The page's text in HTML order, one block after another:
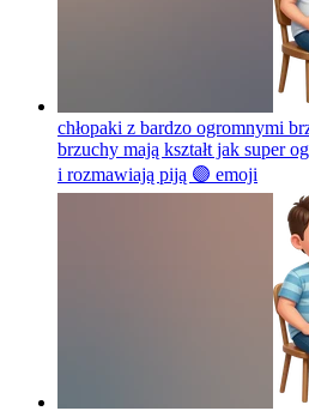
chłopaki z bardzo ogromnymi
brzuchy mają kształt jak super
i rozmawiają piją 🟣 emoji